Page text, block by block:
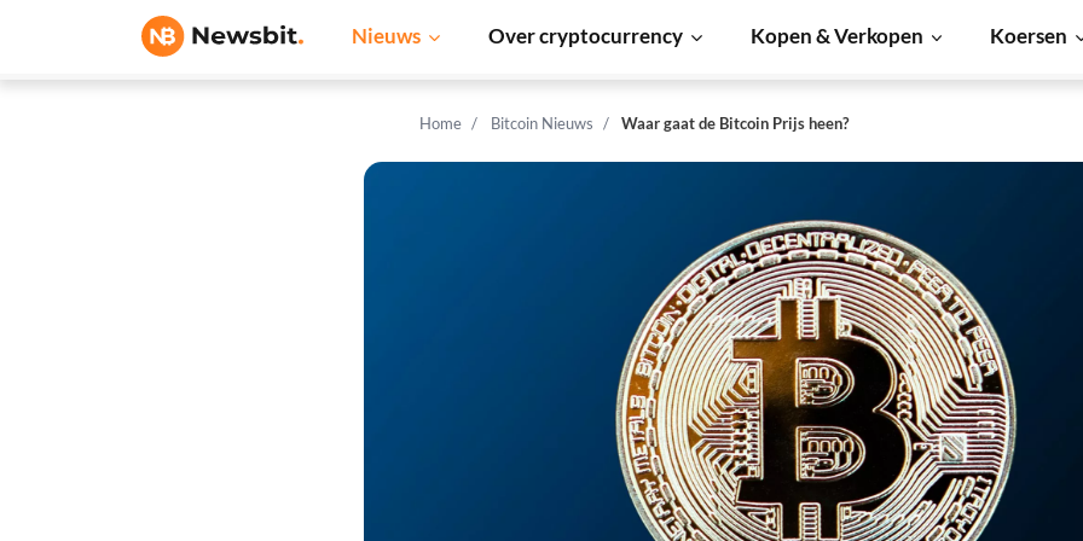
Nieuws Over cryptocurrency Kopen & Verkopen Koersen
Home Bitcoin Nieuws Waar gaat de Bitcoin Prijs heen?